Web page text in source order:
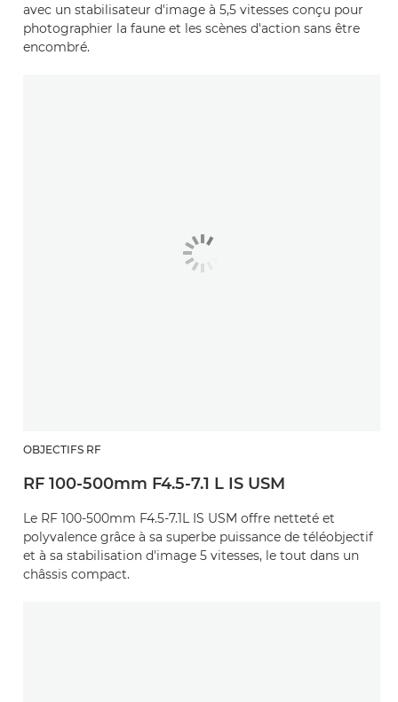
avec un stabilisateur d'image à 5,5 vitesses conçu pour
photographier la faune et les scènes d'action sans être
encombré.
OBJECTIFS RF
RF 100-500mm F4.5-7.1 L IS USM
Le RF 100-500mm F4.5-7.1L IS USM offre netteté et
polyvalence grâce à sa superbe puissance de téléobjectif
et à sa stabilisation d'image 5 vitesses, le tout dans un
châssis compact.